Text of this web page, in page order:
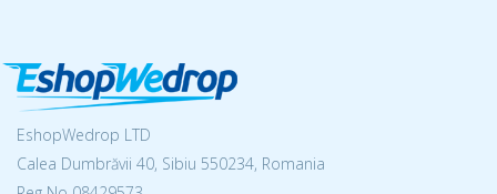
EshopWedrop LTD
Calea Dumbrăvii 40, Sibiu 550234, Romania